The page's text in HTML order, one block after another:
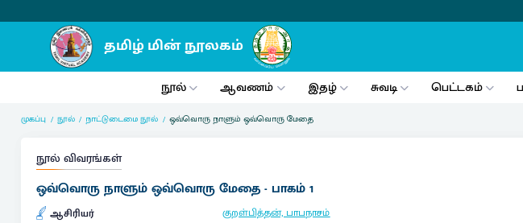
நூல் ஆவணம் இதழ் சுவடி பெட்டகம்
முகப்பு நூல் நாட்டுடைமை நூல் ஒவ்வொரு நாளும் ஒவ்வொரு மேதை
நூல் விவரங்கள்
ஒவ்வொரு நாளும் ஒவ்வொரு மேதை - பாகம் 1
ஆசிரியர்
குறள்பித்தன், பாபநாசம்